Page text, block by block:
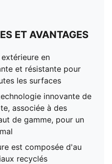
ET AVANTAGES
extérieure en
et résistante pour
les surfaces
innovante de
associée à des
de gamme, pour un
est composée d'au
recyclés